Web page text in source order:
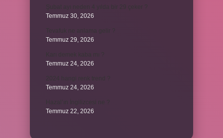
Temmuz 30, 2026
Temmuz 29, 2026
Temmuz 24, 2026
Temmuz 24, 2026
Temmuz 22, 2026